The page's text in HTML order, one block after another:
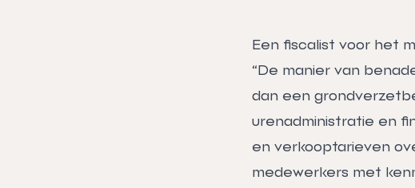
Een fiscalist voor het
“De manier van
dan een
urenadministratie en
en verkooptarieven
medewerkers met